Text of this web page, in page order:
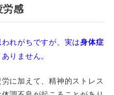
感
れがちですが、実は身体症
りません。
に加えて、精神的ストレス